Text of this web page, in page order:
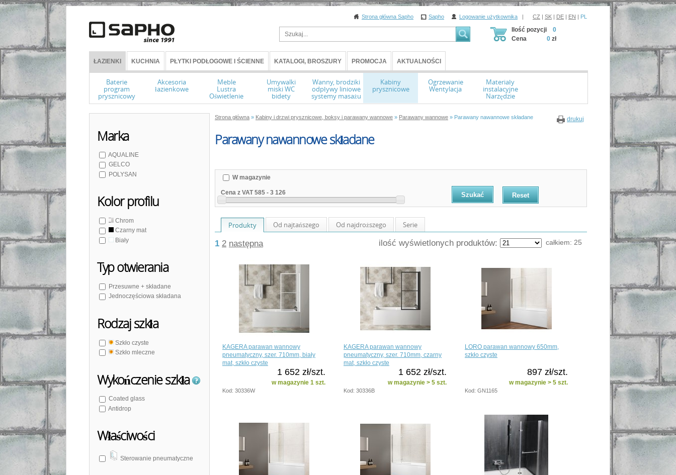
Strona główna Sapho Sapho Logowanie użytkownika | CZ | SK | DE | EN | PL
Ilość pozycji
Cena
0
0 zł
ŁAZIENKI KUCHNIA PŁYTKI PODŁOGOWE I ŚCIENNE KATALOGI, BROSZURY PROMOCJA AKTUALNOŚCI
Baterie
program
prysznicowy
Akcesoria
łazienkowe
Meble
Lustra
Oświetlenie
Umywalki
miski WC
bidety
Wanny, brodziki
odpływy liniowe
systemy masażu
Kabiny
prysznicowe
Ogrzewanie
Wentylacja
Materiały
instalacyjne
Narzędzie
drukuj
Strona główna » Kabiny i drzwi prysznicowe, boksy i parawany wannowe » Parawany wannowe » Parawany nawannowe składane
Parawany nawannowe składane
Marka
AQUALINE
GELCO
POLYSAN
Kolor profilu
Chrom
Czarny mat
Biały
Typ otwierania
Przesuwne + składane
Jednoczęściowa składana
Rodzaj szkła
Szkło czyste
Szkło mleczne
Wykończenie szkła
Coated glass
Antidrop
Właściwości
Sterowanie pneumatyczne
W magazynie
Cena z VAT 585 - 3 126 Reset
Produkty Od najtańszego Od najdroższego Serie
1 2 następna ilość wyświetlonych produktów: całkiem: 25
KAGERA parawan wannowy
pneumatyczny, szer. 710mm, biały
mat, szkło czyste
1 652 zł/szt.
w magazynie 1 szt.
Kod: 30336W
KAGERA parawan wannowy
pneumatyczny, szer. 710mm, czarny
mat, szkło czyste
1 652 zł/szt.
w magazynie > 5 szt.
Kod: 30336B
LORO parawan wannowy 650mm,
szkło czyste
897 zł/szt.
w magazynie > 5 szt.
Kod: GN1165